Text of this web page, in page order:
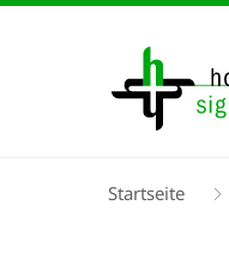
Startseite